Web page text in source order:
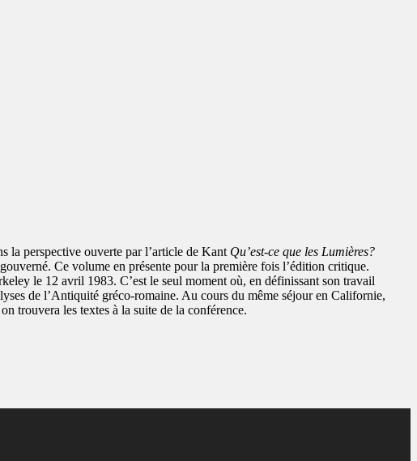
la perspective ouverte par l’article de Kant Qu’est-ce que les Lumières?
Ce volume en présente pour la première fois l’édition critique.
le 12 avril 1983. C’est le seul moment où, en définissant son travail
de l’Antiquité gréco-romaine. Au cours du même séjour en Californie,
trouvera les textes à la suite de la conférence.